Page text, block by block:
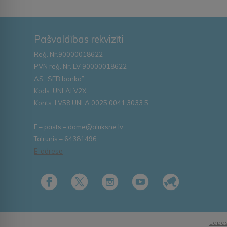
Pašvaldības rekvizīti
Reģ. Nr.90000018622
PVN reģ. Nr. LV 90000018622
AS „SEB banka”
Kods: UNLALV2X
Konts: LV58 UNLA 0025 0041 3033 5
E – pasts – dome@aluksne.lv
Tālrunis – 64381496
E-adrese